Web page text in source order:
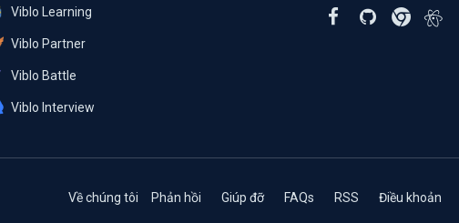
Viblo Learning
Viblo Partner
Viblo Battle
Viblo Interview
Về chúng tôi Phản hồi Giúp đỡ FAQs RSS Điều khoản